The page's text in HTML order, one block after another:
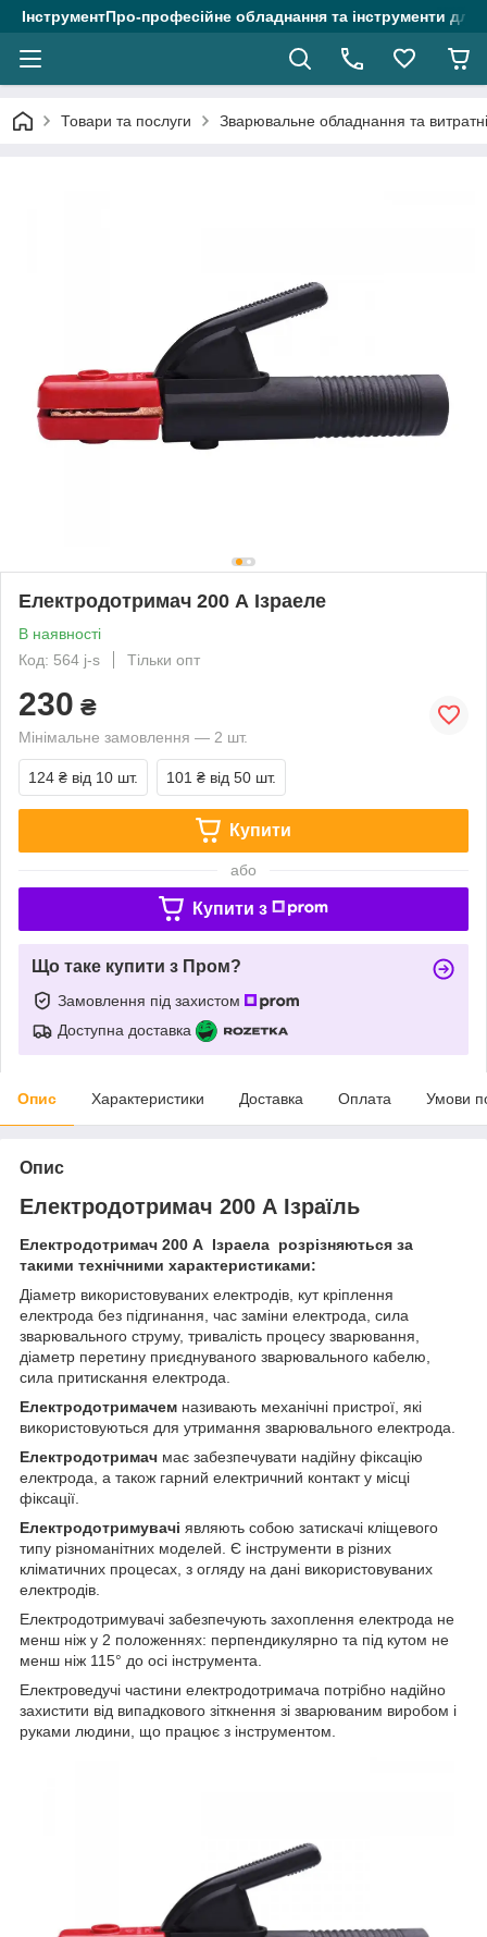
ІнструментПро-професійне обладнання та інструменти для
Товари та послуги Зварювальне обладнання та
Електродотримач 200 А Ізраеле
В наявності
Код: 564 j-s
Тільки опт
230 ₴
Мінімальне замовлення — 2 шт.
124 ₴ від 10 шт. 101 ₴ від 50 шт.
Купити
або
Купити з
Що таке купити з Пром?
Замовлення під захистом
Доступна доставка
Опис Характеристики Доставка Оплата Умови
Опис
Електродотримач 200 А Ізраїль
Електродотримач 200 А Ізраела розрізняються за
такими технічними характеристиками:
Діаметр використовуваних електродів, кут кріплення
електрода без підгинання, час заміни електрода, сила
зварювального струму, тривалість процесу зварювання,
діаметр перетину приєднуваного зварювального кабелю,
сила притискання електрода.
Електродотримачем називають механічні пристрої, які
використовуються для утримання зварювального електрода.
Електродотримач має забезпечувати надійну фіксацію
електрода, а також гарний електричний контакт у місці
фіксації.
Електродотримувачі являють собою затискачі кліщевого
типу різноманітних моделей. Є інструменти в різних
кліматичних процесах, з огляду на дані використовуваних
електродів.
Електродотримувачі забезпечують захоплення електрода не
менш ніж у 2 положеннях: перпендикулярно та під кутом не
менш ніж 115° до осі інструмента.
Електроведучі частини електродотримача потрібно надійно
захистити від випадкового зіткнення зі зварюваним виробом і
руками людини, що працює з інструментом.